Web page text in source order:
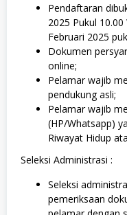
Pendaftaran
2025 Pukul
Februari 2025
Dokumen
online;
Pelamar wajib
pendukung asli;
Pelamar wajib
(HP/Whatsapp)
Riwayat Hidup
Seleksi Administrasi :
Seleksi
pemeriksaan